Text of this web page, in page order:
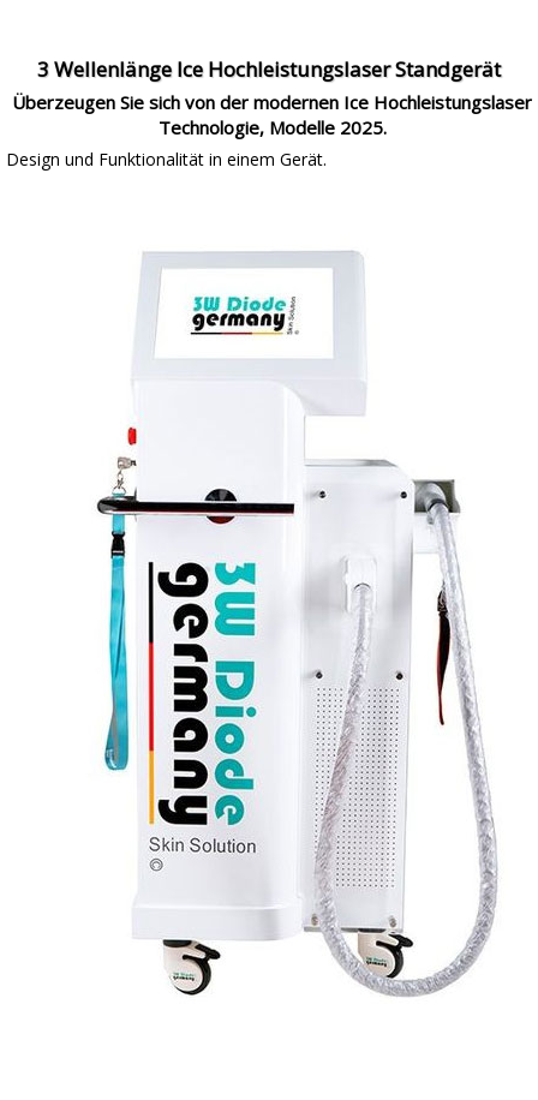
3 Wellenlänge Ice Hochleistungslaser Standgerät
Überzeugen Sie sich von der modernen Ice Hochleistungslaser
Technologie, Modelle 2025.
Design und Funktionalität in einem Gerät.